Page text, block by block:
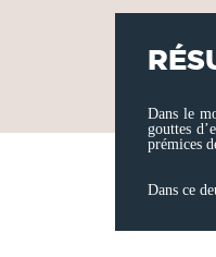
Dans le
gouttes
prémices
Dans ce